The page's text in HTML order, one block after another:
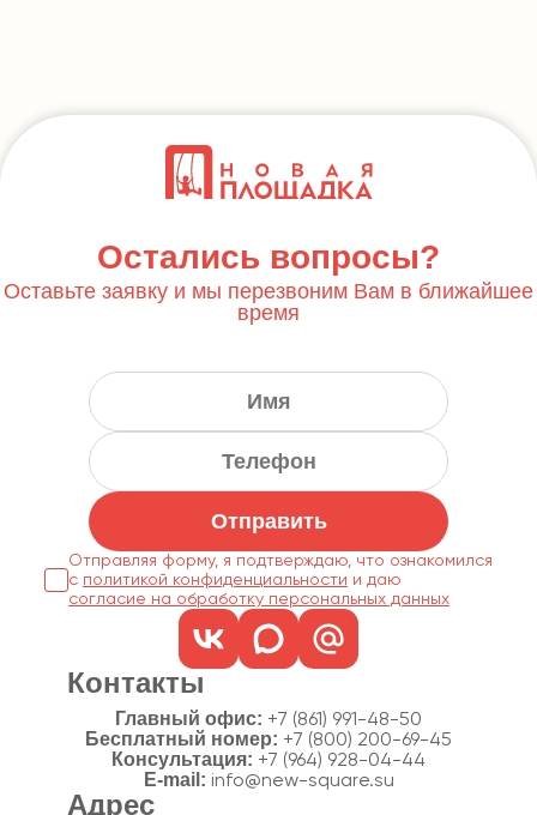
Остались вопросы?
Оставьте заявку и мы перезвоним Вам в ближайшее
время
Отправить
Отправляя форму, я подтверждаю, что ознакомился
с политикой конфиденциальности
согласие на обработку персональных данных
Контакты
Главный офис: +7 (861) 991-48-50
Бесплатный номер: +7 (800) 200-69-45
Консультация: +7 (964) 928-04-44
E-mail: info@new-square.su
Адрес